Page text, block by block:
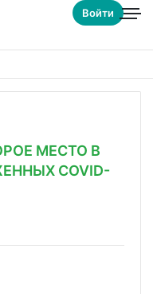
Войти
МЕСТО В
COVID-